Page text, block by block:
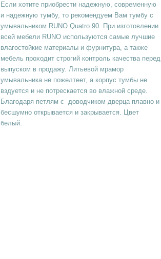
Если хотите приобрести надежную, современную
и надежную тумбу, то рекомендуем Вам тумбу с
умывальником RUNO Quatro 90. При изготовлении
всей мебели RUNO используются самые лучшие
влагостойкие материалы и фурнитура, а также
мебель проходит строгий контроль качества перед
выпуском в продажу. Литьевой мрамор
умывальника не пожелтеет, а корпус тумбы не
вздуется и не потрескается во влажной среде.
Благодаря петлям c доводчиком дверца плавно и
бесшумно открывается и закрывается. Цвет
белый.